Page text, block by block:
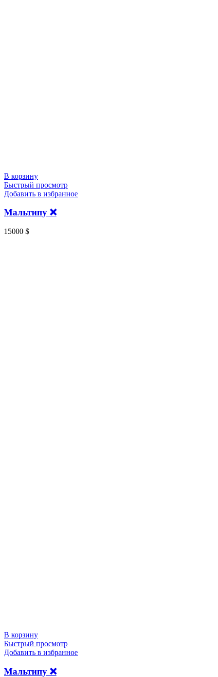
В корзину
Быстрый просмотр
Добавить в избранное
Мальтипу ❌️
15000 $
В корзину
Быстрый просмотр
Добавить в избранное
Мальтипу ❌️